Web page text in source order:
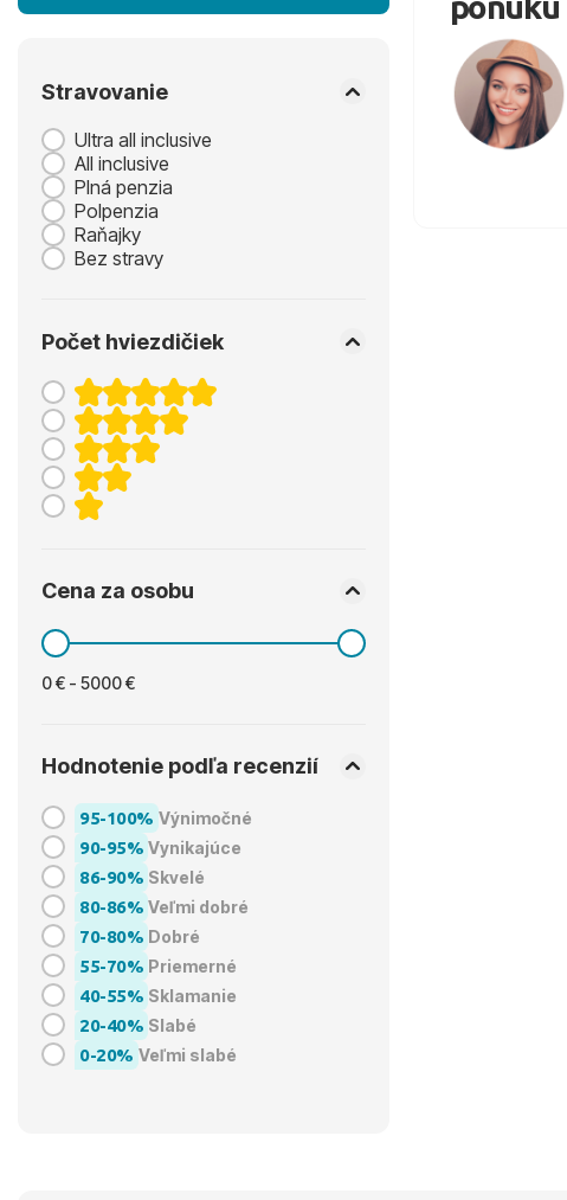
Stravovanie
Ultra all inclusive
All inclusive
Plná penzia
Polpenzia
Raňajky
Bez stravy
Počet hviezdičiek
Cena za osobu
0 € - 5000 €
Hodnotenie podľa recenzií
95-100% Výnimočné
90-95% Vynikajúce
86-90% Skvelé
80-86% Veľmi dobré
70-80% Dobré
55-70% Priemerné
40-55% Sklamanie
20-40% Slabé
0-20% Veľmi slabé